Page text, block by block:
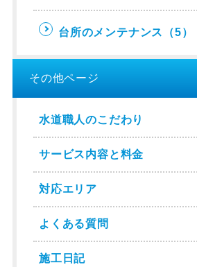
台所のメンテナンス （5）
その他ページ
水道職人のこだわり
サービス内容と料金
対応エリア
よくある質問
施工日記